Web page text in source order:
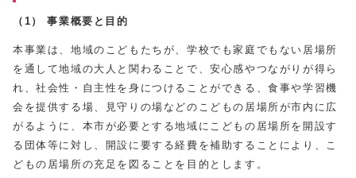
（1）事業概要と目的
本事業は、地域のこどもたちが、学校でも家庭でもない居場所
を通して地域の大人と関わることで、安心感やつながりが得ら
れ、社会性・自主性を身につけることができる、食事や学習機
会を提供する場、見守りの場などのこどもの居場所が市内に広
がるように、本市が必要とする地域にこどもの居場所を開設す
る団体等に対し、開設に要する経費を補助することにより、こ
どもの居場所の充足を図ることを目的とします。